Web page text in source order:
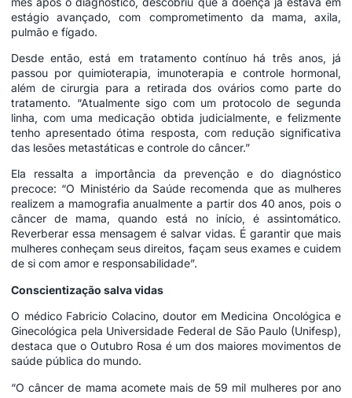
estágio avançado, com comprometimento da mama, axila,
pulmão e fígado.
Desde então, está em tratamento contínuo há três anos, já
passou por quimioterapia, imunoterapia e controle hormonal,
além de cirurgia para a retirada dos ovários como parte do
tratamento. “Atualmente sigo com um protocolo de segunda
linha, com uma medicação obtida judicialmente, e felizmente
tenho apresentado ótima resposta, com redução significativa
das lesões metastáticas e controle do câncer.”
Ela ressalta a importância da prevenção e do diagnóstico
precoce: “O Ministério da Saúde recomenda que as mulheres
realizem a mamografia anualmente a partir dos 40 anos, pois o
câncer de mama, quando está no início, é assintomático.
Reverberar essa mensagem é salvar vidas. É garantir que mais
mulheres conheçam seus direitos, façam seus exames e cuidem
de si com amor e responsabilidade”.
Conscientização salva vidas
O médico Fabricio Colacino, doutor em Medicina Oncológica e
Ginecológica pela Universidade Federal de São Paulo (Unifesp),
destaca que o Outubro Rosa é um dos maiores movimentos de
saúde pública do mundo.
“O câncer de mama acomete mais de 59 mil mulheres por ano